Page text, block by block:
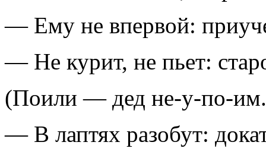
— Ему не впервой:
— Не курит, не пьет:
(Поили — дед не-у-по-
— В лаптях разобут: